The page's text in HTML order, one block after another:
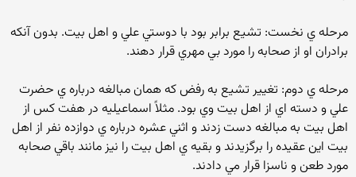
مرحله ي نخست: تشيع برابر بود با دوستي علي و اهل بيت. بدون آنکه
برادران او از صحابه را مورد بي مهري قرار دهند.
مرحله ي دوم: تغيير تشيع به رفض که همان مبالغه درباره ي حضرت
علي و دسته اي از اهل بيت وي بود. مثلاً اسماعيليه در هفت کس از
اهل بيت به مبالغه دست زدند و اثني عشره درباره ي دوازده نفر از اهل
بيت اين عقيده را برگزيدند و بقيه ي اهل بيت را نيز مانند باقي صحابه
مورد طعن و ناسزا قرار مي دادند.